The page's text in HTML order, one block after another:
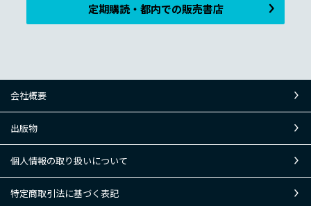
定期購読・都内での販売書店
会社概要
出版物
個人情報の取り扱いについて
特定商取引法に基づく表記